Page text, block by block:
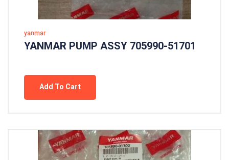
yanmar
YANMAR PUMP ASSY 705990-51701
Add To Cart